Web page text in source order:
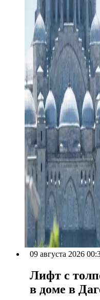
09 августа 2026
Лифт с
в доме в